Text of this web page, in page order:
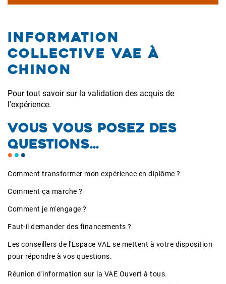
Information
collective VAE à
Chinon
Pour tout savoir sur la validation des acquis de
l'expérience.
VOUS VOUS POSEZ DES
QUESTIONS...
Comment transformer mon expérience en diplôme ?
Comment ça marche ?
Comment je m'engage ?
Faut-il demander des financements ?
Les conseillers de l'Espace VAE se mettent à votre disposition
pour répondre à vos questions.
Réunion d'information sur la VAE Ouvert à tous.